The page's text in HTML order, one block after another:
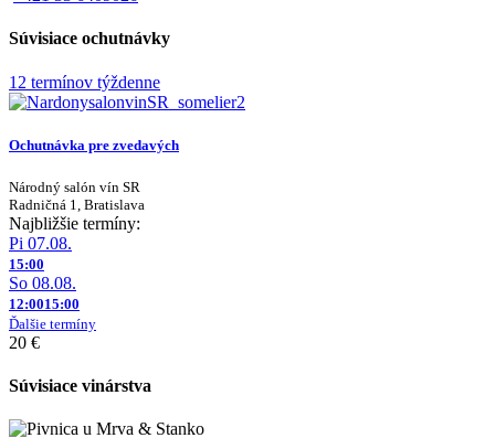
Súvisiace ochutnávky
12 termínov týždenne
Ochutnávka pre zvedavých
Národný salón vín SR
Radničná 1, Bratislava
Najbližšie termíny:
Pi 07.08.
15:00
So 08.08.
12:0015:00
Ďalšie termíny
20 €
Súvisiace vinárstva